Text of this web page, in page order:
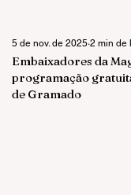
Embaixadores da
programação
de Gramado
5 de nov. de 2025 2 min de